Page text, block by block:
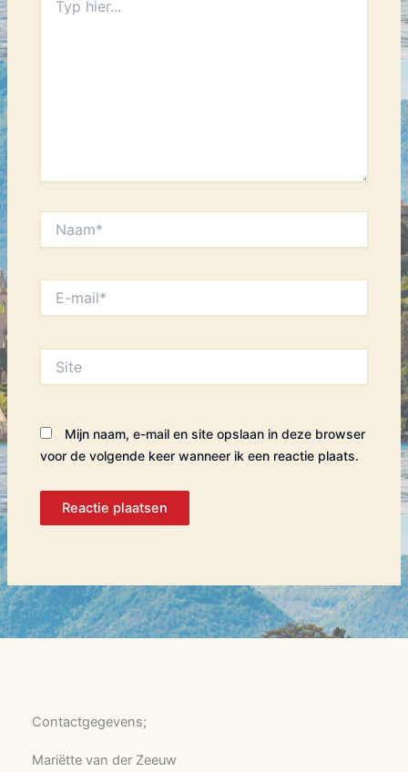
hier...
mail*
Mijn naam, e-mail en site opslaan in deze browser
voor de volgende keer wanneer ik een reactie plaats.
Contactgegevens;
Mariëtte van der Zeeuw